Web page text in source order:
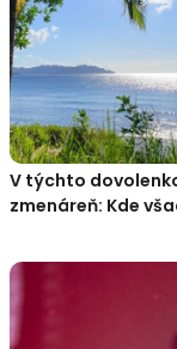
V týchto
zmenáreň: Kde